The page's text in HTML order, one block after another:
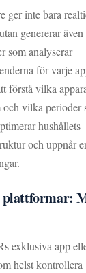
inte bara
genererar även
som analyserar
för varje
förstå vilka
vilka perioder
hushållets
och uppnår
exklusiva app
helst kontrollera